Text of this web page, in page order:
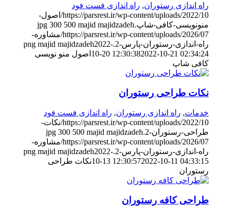
راه اندازی رستوران,راه اندازی فست فود
https://parsrest.ir/wp-content/uploads/2022/10/اصول-
منونویسی-کافی-شاپ.jpg
300 500 majid majidzadeh
https://parsrest.ir/wp-content/uploads/2026/07/مشاوره-
راه-اندازی-رستوران-پارس-2.png
majid majidzadeh2022-
10-20 12:30:382022-10-21 02:34:24
اصول منو نویسی
کافی شاپ
نکات طراحی رستوران
خدمات,راه اندازی رستوران,راه اندازی فست فود
https://parsrest.ir/wp-content/uploads/2022/10/نکات-
طراحی-رستوران-2.jpg
300 500 majid majidzadeh
https://parsrest.ir/wp-content/uploads/2026/07/مشاوره-
راه-اندازی-رستوران-پارس-2.png
majid majidzadeh2022-
10-13 12:30:572022-10-11 04:33:15
نکات طراحی
رستوران
طراحی کافه رستوران